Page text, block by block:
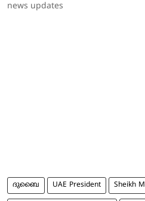
news updates
ദുബൈ UAE President Sheikh